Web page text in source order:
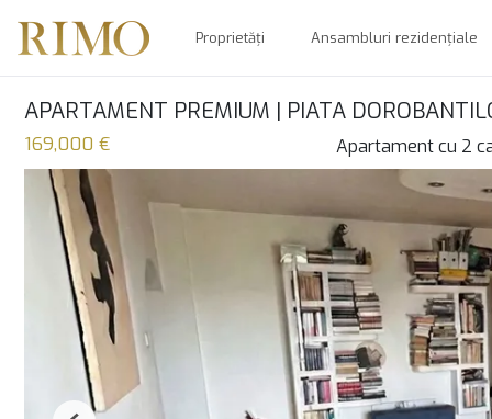
Proprietăți Ansambluri rezidențiale
APARTAMENT PREMIUM | PIATA
169,000 € Apartament cu 2